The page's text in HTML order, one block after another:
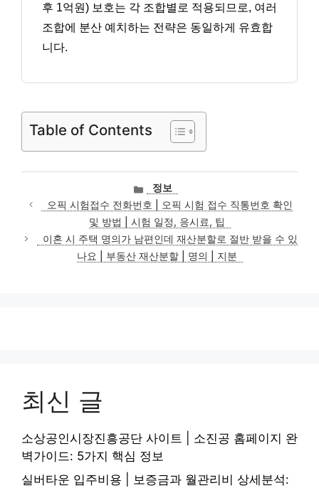
후 1억원) 보호는 각 조합별로 적용되므로, 여러
조합에 분산 예치하는 전략은 동일하게 유효합
니다.
Table of Contents
카
테
고
리
정보
오픽 시험접수 전화번호 | 오픽 시험 접수 직통번호 확인
및 방법 | 시험 일정, 응시료, 팁
이혼 시 주택 명의가 남편인데 재산분할로 절반 받을 수 있
나요 | 부동산 재산분할 | 명의 | 지분
최신 글
소상공인시장진흥공단 사이트 | 소진공 홈페이지 완
벽가이드: 5가지 핵심 정보
실버타운 입주비용 | 보증금과 월관리비 상세분석: